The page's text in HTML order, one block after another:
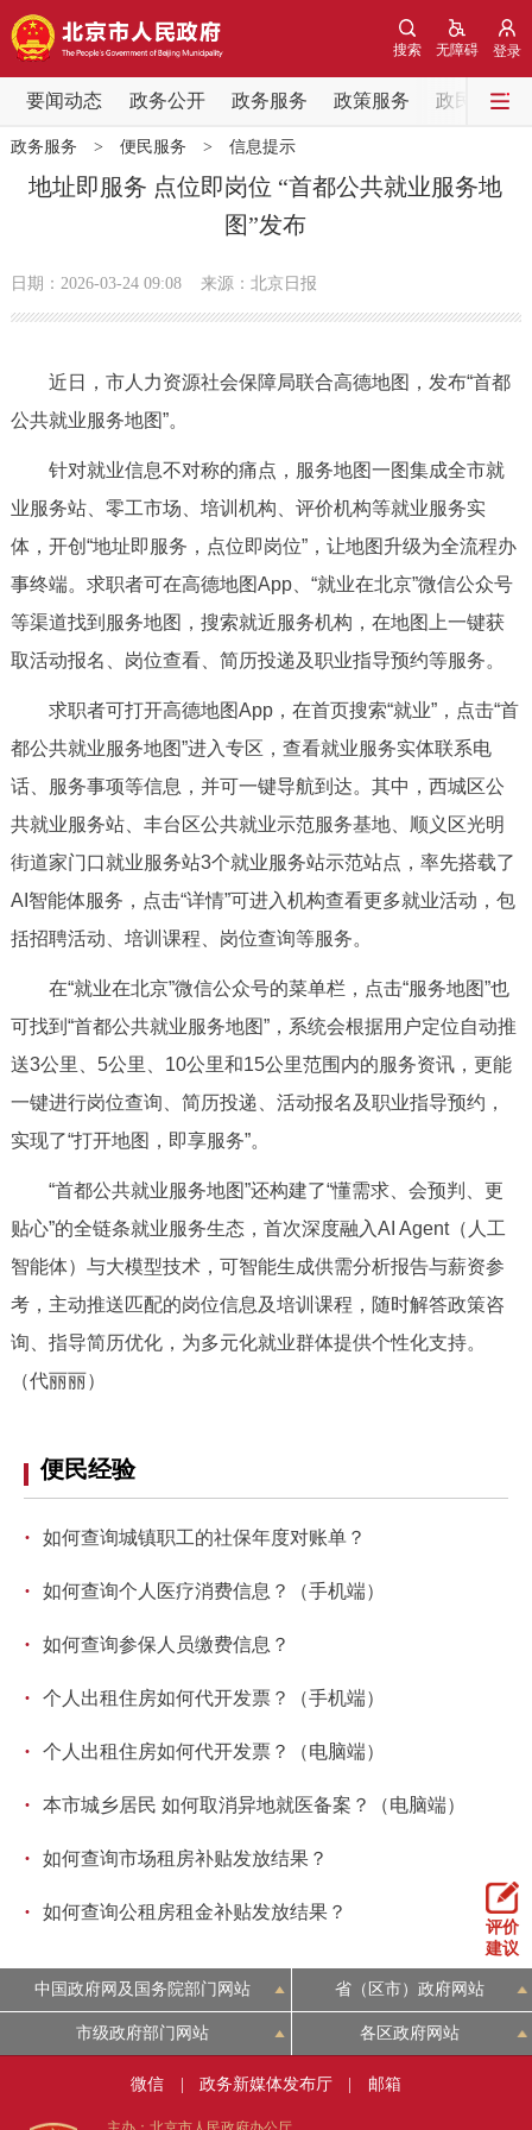
登录
无障碍
搜索
要闻动态 政务公开 政务服务 政策服务 政民互动
要闻动态
党中央精神 国务院信息
会议信息
市领导
政务服务
便民服务 利企服务 投资项目
中介服务 阳光政务
12345网上接诉即办 我要咨询
参与调查 在线访谈 图说互动
走进北京
北京概况 十六区概览
多语种
한국어
ESPAÑOL
ITALIANO
政务服务 > 便民服务 > 信息提示
地址即服务 点位即岗位 “首都公共就业服务地
图”发布
日期：2026-03-24 09:08 来源：北京日报
近日，市人力资源社会保障局联合高德地图，发布“首都
公共就业服务地图”。
针对就业信息不对称的痛点，服务地图一图集成全市就
业服务站、零工市场、培训机构、评价机构等就业服务实
体，开创“地址即服务，点位即岗位”，让地图升级为全流程办
事终端。求职者可在高德地图App、“就业在北京”微信公众号
等渠道找到服务地图，搜索就近服务机构，在地图上一键获
取活动报名、岗位查看、简历投递及职业指导预约等服务。
求职者可打开高德地图App，在首页搜索“就业”，点击“首
都公共就业服务地图”进入专区，查看就业服务实体联系电
话、服务事项等信息，并可一键导航到达。其中，西城区公
共就业服务站、丰台区公共就业示范服务基地、顺义区光明
街道家门口就业服务站3个就业服务站示范站点，率先搭载了
AI智能体服务，点击“详情”可进入机构查看更多就业活动，包
括招聘活动、培训课程、岗位查询等服务。
在“就业在北京”微信公众号的菜单栏，点击“服务地图”也
可找到“首都公共就业服务地图”，系统会根据用户定位自动推
送3公里、5公里、10公里和15公里范围内的服务资讯，更能
一键进行岗位查询、简历投递、活动报名及职业指导预约，
实现了“打开地图，即享服务”。
“首都公共就业服务地图”还构建了“懂需求、会预判、更
贴心”的全链条就业服务生态，首次深度融入AI Agent（人工
智能体）与大模型技术，可智能生成供需分析报告与薪资参
考，主动推送匹配的岗位信息及培训课程，随时解答政策咨
询、指导简历优化，为多元化就业群体提供个性化支持。
（代丽丽）
便民经验
· 如何查询城镇职工的社保年度对账单？
· 如何查询个人医疗消费信息？（手机端）
· 如何查询参保人员缴费信息？
· 个人出租住房如何代开发票？（手机端）
· 个人出租住房如何代开发票？（电脑端）
· 本市城乡居民 如何取消异地就医备案？（电脑端）
· 如何查询市场租房补贴发放结果？
· 如何查询公租房租金补贴发放结果？
评价
建议
中国政府网及国务院部门网站 省（区市）政府网站
市级政府部门网站 各区政府网站
微信 政务新媒体发布厅 邮箱